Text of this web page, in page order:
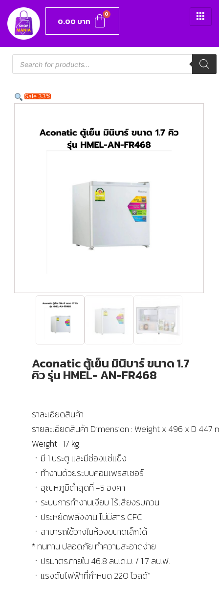
0.00 บาท
Sale 33%
Aconatic ตู้เย็น มินิบาร์ ขนาด 1.7
คิว รุ่น HMEL- AN-FR468
ราละเอียดสินค้า
รายละเอียดสินค้า Dimension : Weight x 496 x D 447
Weight : 17 kg.
ㆍมี 1 ประตู และมีช่องแช่แข็ง
ㆍทำงานด้วยระบบคอมเพรสเซอร์
ㆍอุณหภูมิต่ำสุดที่ -5 องศา
ㆍระบบการทำงานเงียบ ไร้เสียงรบกวน
ㆍประหยัดพลังงาน ไม่มีสาร CFC
ㆍสามารถใช้วางในห้องขนาดเล็กได้
* ทนทาน ปลอดภัย ทำความสะอาดง่าย
ㆍปริมาตรภายใน 46.8 ลบ.ด.ม. / 1.7 ลบ.ฟ.
ㆍแรงตันไฟฟ้าที่กำหนด 220 โวลด์”